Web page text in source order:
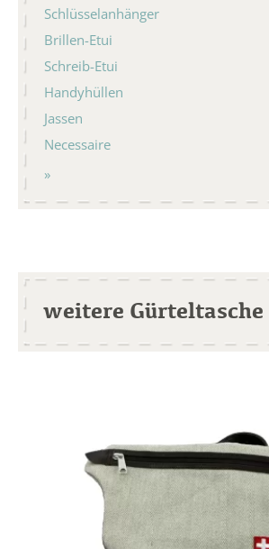
Schlüsselanhänger
Brillen-Etui
Schreib-Etui
Handyhüllen
Jassen
Necessaire
weitere Gürteltasche